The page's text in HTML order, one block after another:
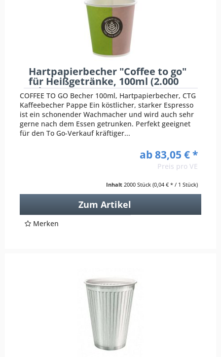
Hartpapierbecher "Coffee to go"
für Heißgetränke, 100ml (2.000
Stk.)
COFFEE TO GO Becher 100ml, Hartpapierbecher, CTG
Kaffeebecher Pappe Ein köstlicher, starker Espresso
ist ein schonender Wachmacher und wird auch sehr
gerne nach dem Essen getrunken. Perfekt geeignet
für den To Go-Verkauf kräftiger...
ab 83,05 € *
Preis pro VE
Inhalt 2000 Stück (0,04 € * / 1 Stück)
Zum Artikel
Merken